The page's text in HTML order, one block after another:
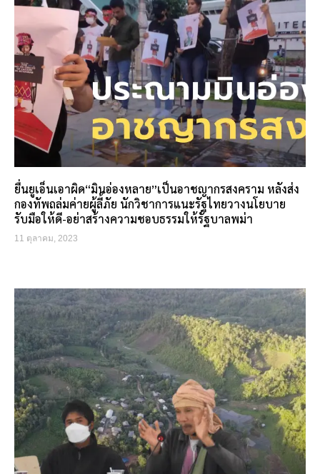
ยื่นยูเอ็นเอาผิด“มินอ่องหลาย”เป็นอาชญากรสงคราม หลังส่ง
กองทัพถล่มค่ายผู้ลี้ภัย นักวิชาการแนะรัฐไทยวางนโยบาย
รับมือให้ดี-อย่าสร้างความชอบธรรมให้รัฐบาลพม่า
11 ตุลาคม, 2023